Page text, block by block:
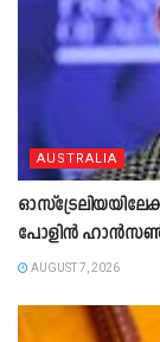
AUSTRALIA
പോളിൻ
AUGUST 7, 2026